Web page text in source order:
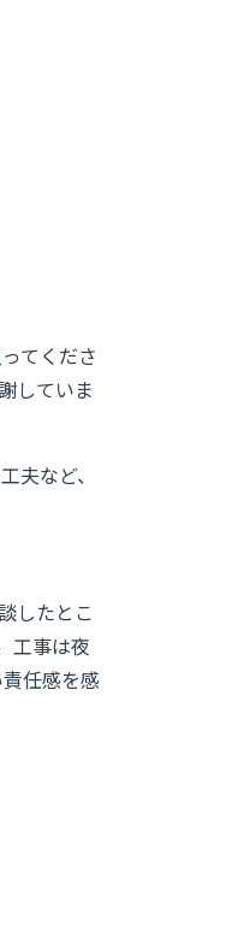
てくださ
していま
夫など、
したとこ
工事は夜
任感を感